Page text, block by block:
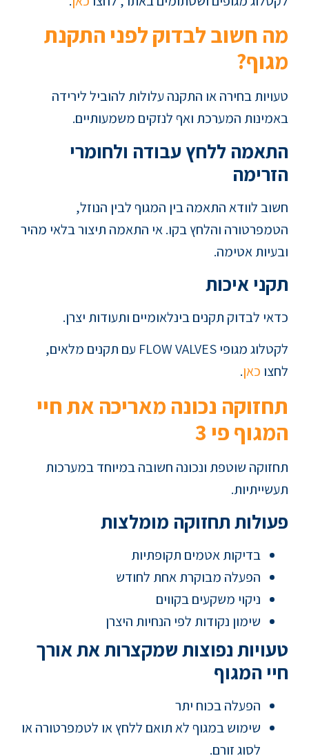
מה חשוב לבדוק לפני התקנת
מגוף?
טעויות בחירה או התקנה עלולות להוביל לירידה
באמינות המערכת ואף לנזקים משמעותיים.
התאמה ללחץ עבודה ולחומרי
הזרימה
חשוב לוודא התאמה בין המגוף לבין הנוזל,
הטמפרטורה והלחץ בקו. אי התאמה תיצור בלאי מהיר
ובעיות אטימה.
תקני איכות
כדאי לבדוק תקנים בינלאומיים ותעודות יצרן.
לקטלוג מגופי FLOW VALVES עם תקנים מלאים,
לחצו כאן.
תחזוקה נכונה מאריכה את חיי
המגוף פי 3
תחזוקה שוטפת ונכונה חשובה במיוחד במערכות
תעשייתיות.
פעולות תחזוקה מומלצות
בדיקות אטמים תקופתיות
הפעלה מבוקרת אחת לחודש
ניקוי משקעים בקווים
שימון נקודות לפי הנחיות היצרן
טעויות נפוצות שמקצרות את אורך
חיי המגוף
הפעלה בכוח יתר
שימוש במגוף לא תואם ללחץ או לטמפרטורה או
לסוג זורם.